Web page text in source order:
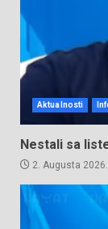
Aktualnosti
Nestali sa
2. Augusta 2026.